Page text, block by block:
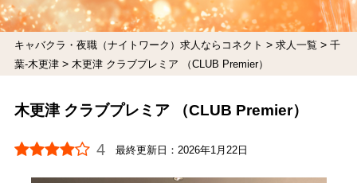
キャバクラ・夜職（ナイトワーク）求人ならコネクト > 求人一覧 > 千
葉-木更津> 木更津 クラブプレミア （CLUB Premier）
木更津 クラブプレミア （CLUB Premier）
4 最終更新日：2026年1月22日